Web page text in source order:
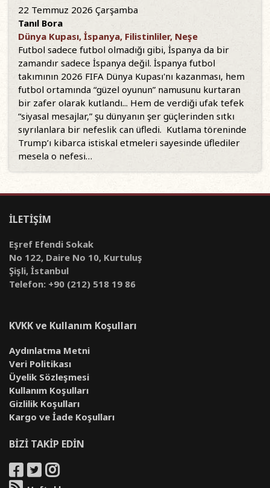
22 Temmuz 2026 Çarşamba
Tanıl Bora
Dünya Kupası, İspanya, Filistinliler, Neşe
Futbol sadece futbol olmadığı gibi, İspanya da bir
zamandır sadece İspanya değil. İspanya futbol
takımının 2026 FIFA Dünya Kupası'nı kazanması, hem
futbol ortamında “güzel oyunun” namusunu kurtaran
bir zafer olarak kutlandı... Hem de verdiği ufak tefek
“siyasal mesajlar,” şu dünyanın şer güçlerinden sıtkı
sıyrılanlara bir nefeslik can üfledi. Kutlama töreninde
Trump’ı kibarca istiskal etmeleri sayesinde üflediler
mesela o nefesi…
İLETİŞİM
Eşref Efendi Sokak
No 122, Daire No 10, Kurtuluş
Şişli, İstanbul
Telefon: +90 (212) 518 19 86
KVKK ve Kullanım Koşulları
Aydınlatma Metni
Veri Politikası
Üyelik Sözleşmesi
Kullanım Koşulları
Gizlilik Koşulları
Kargo ve İade Koşulları
BİZİ TAKİP EDİN